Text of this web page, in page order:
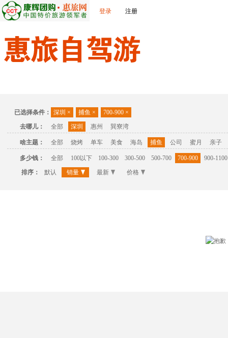
登录 注册
已选择条件： 深圳 × 捕鱼 × 700-900 ×
去哪儿：
全部 深圳 惠州 巽寮湾
啥主题： 全部 烧烤 单车 美食 海岛 捕鱼 公司 蜜月 亲子
多少钱： 全部 100以下 100-300 300-500 500-700 700-900
900-1100
排序：
默认 销量 最新 价格